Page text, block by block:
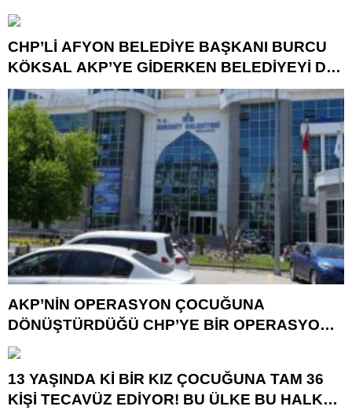
CHP’Lİ AFYON BELEDİYE BAŞKANI BURCU
KÖKSAL AKP’YE GİDERKEN BELEDİYEYİ DE
GÖTÜRÜYOR!
AKP’NİN OPERASYON ÇOCUĞUNA
DÖNÜŞTÜRDÜĞÜ CHP’YE BİR OPERASYON
DAHA!
13 YAŞINDA Kİ BİR KIZ ÇOCUĞUNA TAM 36
KİŞİ TECAVÜZ EDİYOR! BU ÜLKE BU HALK